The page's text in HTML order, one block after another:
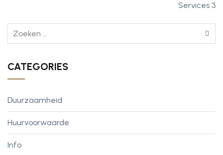
Services 3
CATEGORIES
Duurzaamheid
Huurvoorwaarde
Info